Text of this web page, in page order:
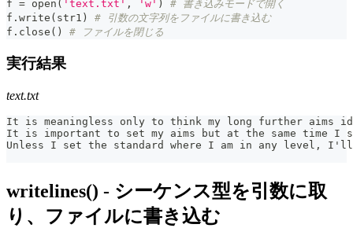
f = open ( 'text.txt' , 'w' )
# 書き込みモードで開く
f . write ( str1 )
# 引数の文字列をファイルに書き込む
f . close ( ) # ファイルを閉じる
実行結果
text.txt
It is meaningless only to think my long further aims
It is important to set my aims but at the same time I
Unless I set the standard where I am in any level, I'll
writelines() - シーケンス型を引数に取
り、ファイルに書き込む